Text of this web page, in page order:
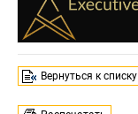
Вернуться к списку